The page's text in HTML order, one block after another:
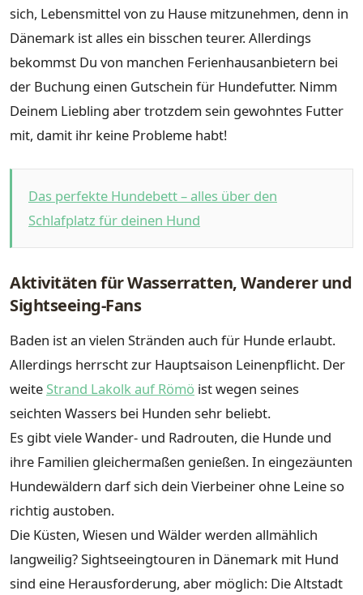
sich, Lebensmittel von zu Hause mitzunehmen, denn in
Dänemark ist alles ein bisschen teurer. Allerdings
bekommst Du von manchen Ferienhausanbietern bei
der Buchung einen Gutschein für Hundefutter. Nimm
Deinem Liebling aber trotzdem sein gewohntes Futter
mit, damit ihr keine Probleme habt!
Das perfekte Hundebett – alles über den
Schlafplatz für deinen Hund
Aktivitäten für Wasserratten, Wanderer und
Sightseeing-Fans
Baden ist an vielen Stränden auch für Hunde erlaubt.
Allerdings herrscht zur Hauptsaison Leinenpflicht. Der
weite Strand Lakolk auf Römö ist wegen seines
seichten Wassers bei Hunden sehr beliebt.
Es gibt viele Wander- und Radrouten, die Hunde und
ihre Familien gleichermaßen genießen. In eingezäunten
Hundewäldern darf sich dein Vierbeiner ohne Leine so
richtig austoben.
Die Küsten, Wiesen und Wälder werden allmählich
langweilig? Sightseeingtouren in Dänemark mit Hund
sind eine Herausforderung, aber möglich: Die Altstadt